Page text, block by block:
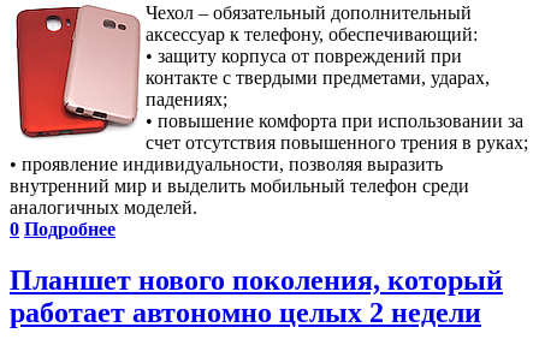
Чехол – обязательный дополнительный
аксессуар к телефону, обеспечивающий:
• защиту корпуса от повреждений при
контакте с твердыми предметами, ударах,
падениях;
• повышение комфорта при использовании за
счет отсутствия повышенного трения в руках;
• проявление индивидуальности, позволяя выразить
внутренний мир и выделить мобильный телефон среди
аналогичных моделей.
0 Подробнее
Планшет нового поколения, который
работает автономно целых 2 недели